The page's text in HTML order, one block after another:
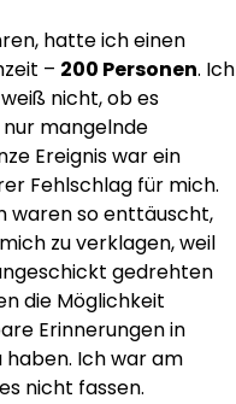
hatte ich einen
– 200 Personen. Ich
nicht, ob es
mangelnde
Ereignis war ein
Fehlschlag für mich.
waren so enttäuscht,
zu verklagen, weil
gedrehten
die Möglichkeit
Erinnerungen in
haben. Ich war am
nicht fassen.